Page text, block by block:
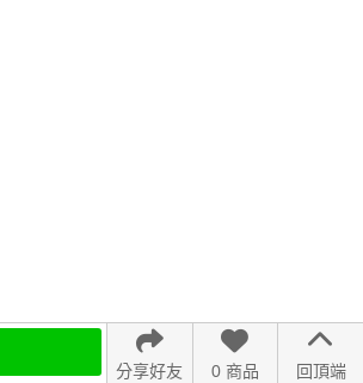
回頂端
0 商品
分享好友